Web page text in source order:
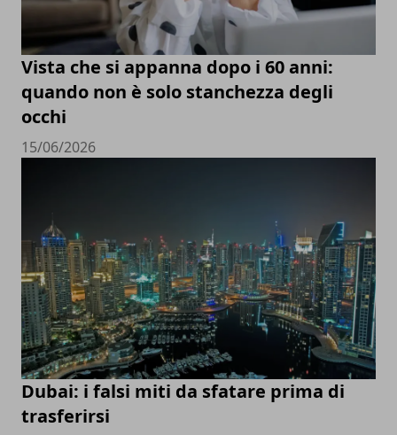
Vista che si appanna dopo i 60 anni:
quando non è solo stanchezza degli
occhi
15/06/2026
Dubai: i falsi miti da sfatare prima di
trasferirsi